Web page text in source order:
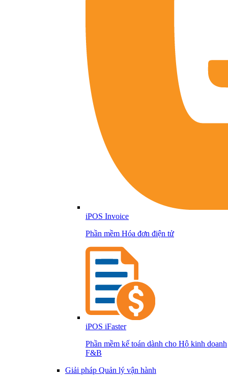
iPOS Invoice
Phần mềm Hóa đơn điện tử
iPOS iFaster
Phần mềm kế toán dành cho Hộ kinh doanh
F&B
Giải pháp Quản lý vận hành